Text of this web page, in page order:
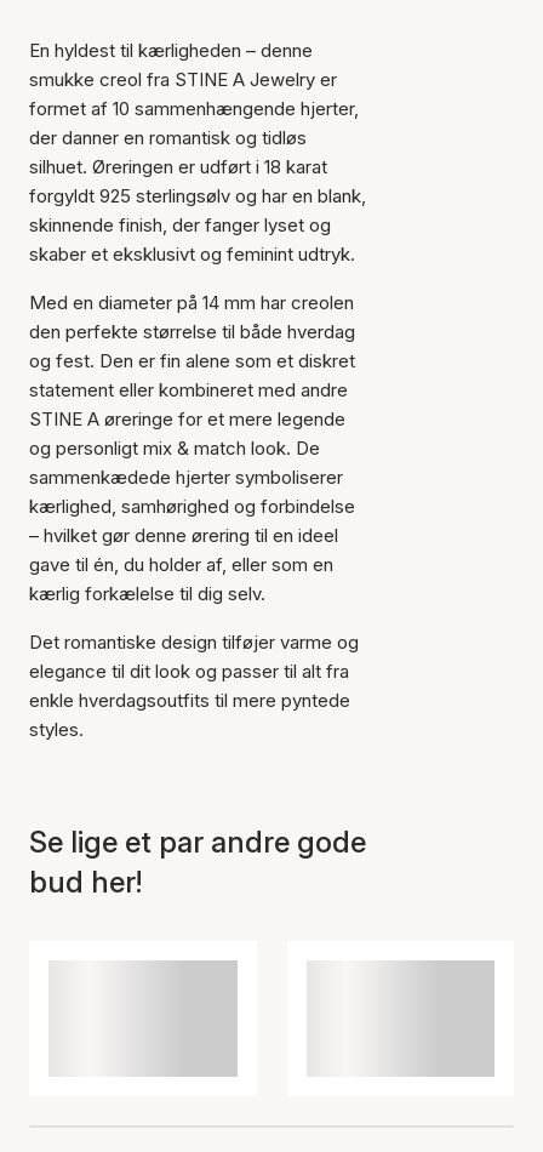
Varen er tilføjet til kurven
En hyldest til kærligheden – denne
smukke creol fra STINE A Jewelry er
formet af 10 sammenhængende hjerter,
der danner en romantisk og tidløs
silhuet. Øreringen er udført i 18 karat
forgyldt 925 sterlingsølv og har en blank,
skinnende finish, der fanger lyset og
skaber et eksklusivt og feminint udtryk.
Med en diameter på 14 mm har creolen
den perfekte størrelse til både hverdag
og fest. Den er fin alene som et diskret
statement eller kombineret med andre
STINE A øreringe for et mere legende
og personligt mix & match look. De
sammenkædede hjerter symboliserer
kærlighed, samhørighed og forbindelse
– hvilket gør denne ørering til en ideel
gave til én, du holder af, eller som en
kærlig forkælelse til dig selv.
Det romantiske design tilføjer varme og
elegance til dit look og passer til alt fra
enkle hverdagsoutfits til mere pyntede
styles.
Se lige et par andre gode
bud her!